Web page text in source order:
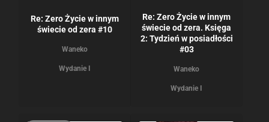
Re: Zero Życie w innym
świecie od zera #10
Waneko
Wydanie I
Re: Zero Życie w innym
świecie od zera. Księga
2: Tydzień w posiadłości
#03
Waneko
Wydanie I